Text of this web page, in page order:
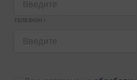
ТЕЛЕФОН *